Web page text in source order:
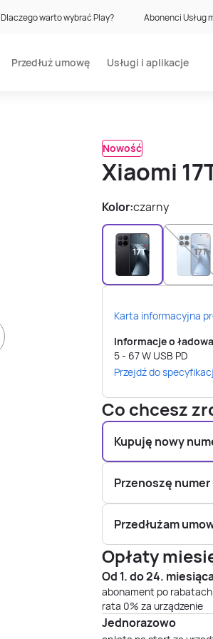
Dlaczego warto wybrać Play? Abonenci Usług
Przedłuż umowę Usługi i aplikacje
Xiaomi
Nowość
Kolor:czarny
Karta informacyjna
Informacje o
5 - 67W USB PD
Przejdź do
Co chcesz
Kupuję nowy
Przenoszę numer
Przedłużam
Opłaty
Od 1. do 24.
abonament po rabatach
rata 0% za urządzenie
Jednorazowo